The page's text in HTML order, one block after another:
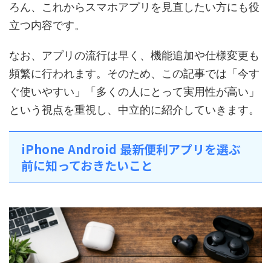
ろん、これからスマホアプリを見直したい方にも役
立つ内容です。
なお、アプリの流行は早く、機能追加や仕様変更も
頻繁に行われます。そのため、この記事では「今す
ぐ使いやすい」「多くの人にとって実用性が高い」
という視点を重視し、中立的に紹介していきます。
iPhone Android 最新便利アプリを選ぶ
前に知っておきたいこと